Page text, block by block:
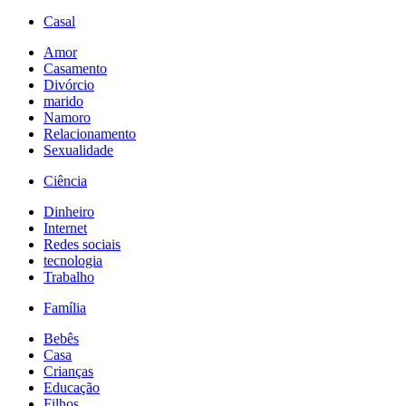
Casal
Amor
Casamento
Divórcio
marido
Namoro
Relacionamento
Sexualidade
Ciência
Dinheiro
Internet
Redes sociais
tecnologia
Trabalho
Família
Bebês
Casa
Crianças
Educação